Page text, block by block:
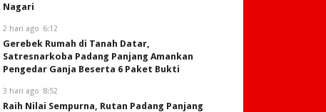
Nagari
2 hari ago 6:12
Gerebek Rumah di Tanah Datar,
Satresnarkoba Padang Panjang Amankan
Pengedar Ganja Beserta 6 Paket Bukti
3 hari ago 8:52
Raih Nilai Sempurna, Rutan Padang Panjang